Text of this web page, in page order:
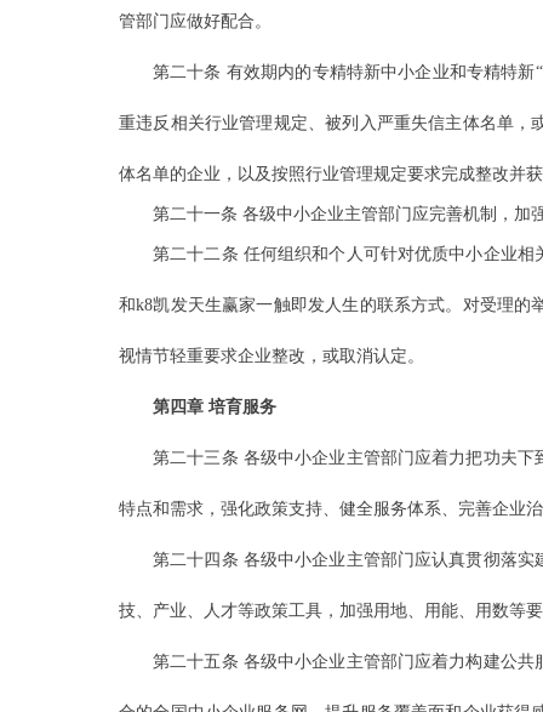
管部门应做好配合。
第二十条 有效期内的专精特新中小企业和专精特
重违反相关行业管理规定、被列入严重失信主体名单
体名单的企业，以及按照行业管理规定要求完成整改并
第二十一条 各级中小企业主管部门应完善机制，加
第二十二条 任何组织和个人可针对优质中小企业
和k8凯发天生赢家一触即发人生的联系方式。对受理
视情节轻重要求企业整改，或取消认定。
第四章 培育服务
第二十三条 各级中小企业主管部门应着力把功夫
特点和需求，强化政策支持、健全服务体系、完善企业
第二十四条 各级中小企业主管部门应认真贯彻落
技、产业、人才等政策工具，加强用地、用能、用数等
第二十五条 各级中小企业主管部门应着力构建公